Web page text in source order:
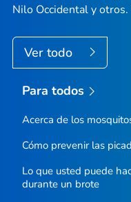
Nilo Occidental y
Ver todo
Para todos
Acerca de los
Cómo prevenir las
Lo que usted puede
durante un brote